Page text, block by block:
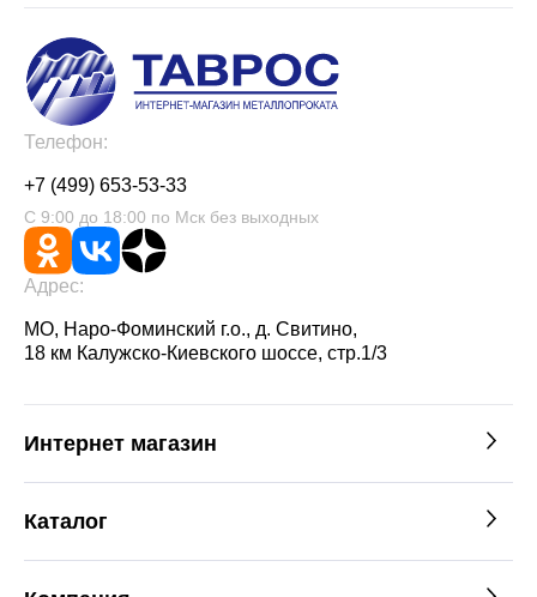
Телефон:
+7 (499) 653-53-33
С 9:00 до 18:00 по Мск без выходных
Адрес:
МО, Наро-Фоминский г.о., д. Свитино,
18 км Калужско-Киевского шоссе, стр.1/3
Интернет магазин
Каталог